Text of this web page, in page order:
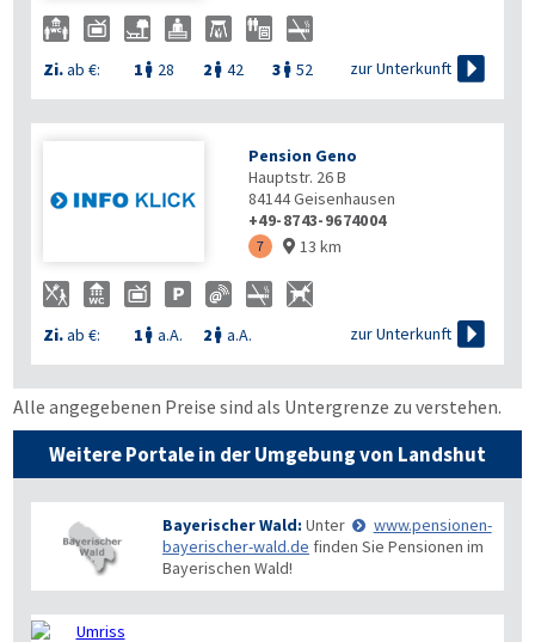
Zi.ab €: 1  28 2  42 3  52 zur Unterkunft 
Pension Geno
Hauptstr. 26 B
84144Geisenhausen
+49-8743-9674004
7  13 km
Zi.ab €: 1  a.A. 2  a.A. zur Unterkunft 
Alle angegebenen Preise sind als Untergrenze zu verstehen.
Weitere Portale in der Umgebung von Landshut
Bayerischer Wald: Unter
www.pensionen-
bayerischer-wald.de finden Sie Pensionen im
Bayerischen Wald!